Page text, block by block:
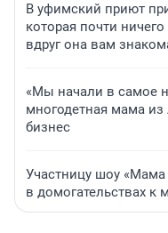
В уфимский приют
которая почти
вдруг она вам
«Мы начали в самое
многодетная мама из
бизнес
Участницу шоу «Мама
в домогательствах к